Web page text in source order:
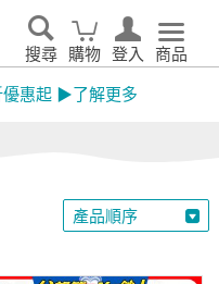
搜尋 購物 登入 商品
優惠起 ▶了解更多
產品順序